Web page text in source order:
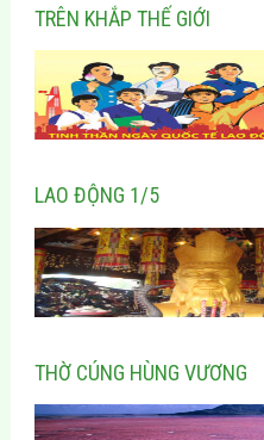
TRÊN KHẮP THẾ GIỚI
LAO ĐỘNG 1/5
THỜ CÚNG HÙNG VƯƠNG